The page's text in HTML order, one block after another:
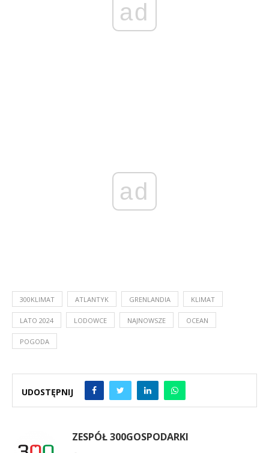
ad
ad
300KLIMAT ATLANTYK GRENLANDIA KLIMAT
LATO 2024 LODOWCE NAJNOWSZE OCEAN
POGODA
UDOSTĘPNIJ
ZESPÓŁ 300GOSPODARKI